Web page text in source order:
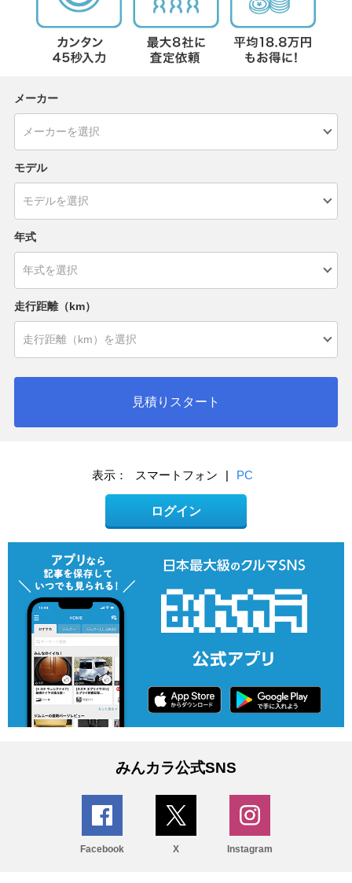
メーカー
モデル
年式
走行距離（km）
見積りスタート
表示： スマートフォン | PC
ログイン
みんカラ公式SNS
Facebook X Instagram